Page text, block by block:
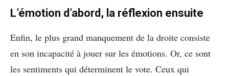
L’émotion d’abord, la réflexion ensuite
Enfin, le plus grand manquement de la droite consiste
en son incapacité à jouer sur les émotions. Or, ce sont
les sentiments qui déterminent le vote. Ceux qui